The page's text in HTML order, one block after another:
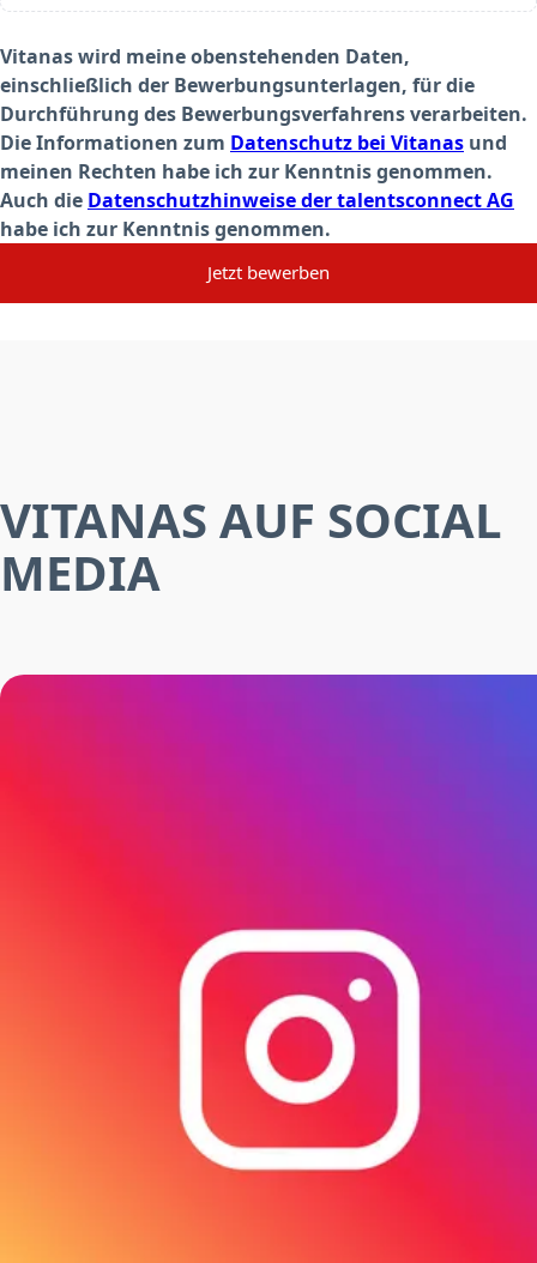
Vitanas wird meine obenstehenden Daten,
einschließlich der Bewerbungsunterlagen, für die
Durchführung des Bewerbungsverfahrens verarbeiten.
Die Informationen zum Datenschutz bei Vitanas und
meinen Rechten habe ich zur Kenntnis genommen.
Auch die Datenschutzhinweise der talentsconnect AG
habe ich zur Kenntnis genommen.
Jetzt bewerben
VITANAS AUF SOCIAL
MEDIA